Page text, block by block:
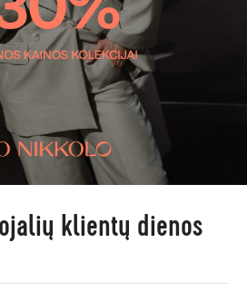
klientų dienos